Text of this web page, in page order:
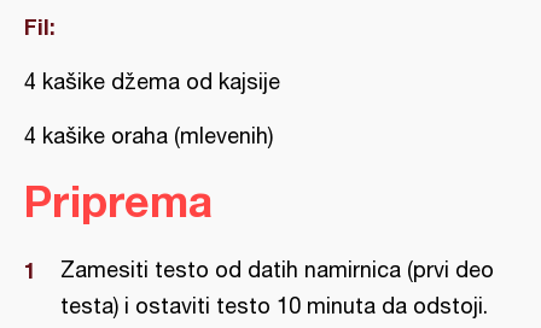
Fil:
4 kašike džema od kajsije
4 kašike oraha (mlevenih)
Priprema
Zamesiti testo od datih namirnica (prvi deo
testa) i ostaviti testo 10 minuta da odstoji.